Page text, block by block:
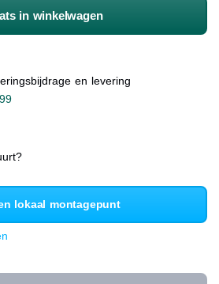
in winkelwagen
en levering
lokaal montagepunt